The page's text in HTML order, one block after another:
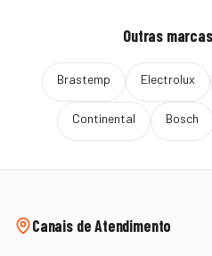
Outras
Brastemp Electrolux
Continental Bosch
Canais de Atendimento